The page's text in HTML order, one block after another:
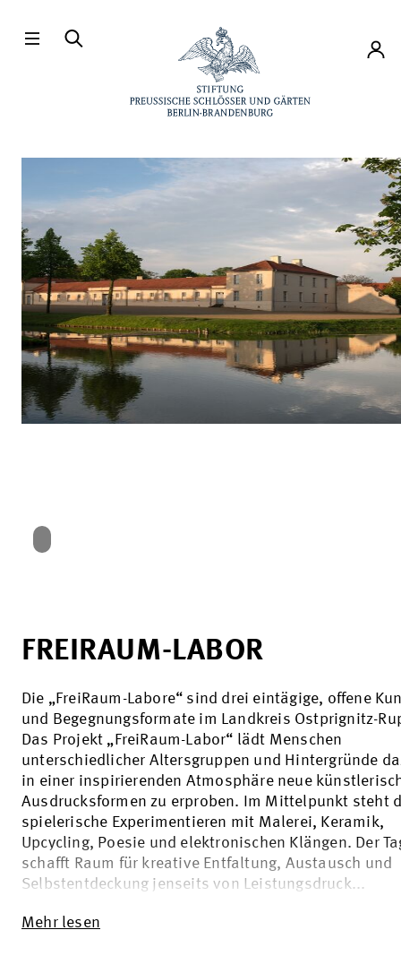
Konto
FREIRAUM-LABOR
Die „FreiRaum-Labore“ sind drei eintägige, offene
und Begegnungsformate im Landkreis Ostprignitz-
Das Projekt „FreiRaum-Labor“ lädt Menschen
unterschiedlicher Altersgruppen und Hintergründe
in einer inspirierenden Atmosphäre neue
Ausdrucksformen zu erproben. Im Mittelpunkt steht
spielerische Experimentieren mit Malerei, Keramik,
Upcycling, Poesie und elektronischen Klängen. Der
schafft Raum für kreative Entfaltung, Austausch und
Selbstentdeckung jenseits von Leistungsdruck...
Mehr lesen